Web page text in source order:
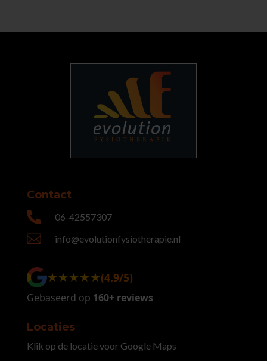
Contact
 06-42557307
 info@evolutionfysiotherapie.nl
★★★★★
★★★★★(4.9/5)
Gebaseerd op 160+ reviews
Locaties
Klik op de locatie voor Google Maps